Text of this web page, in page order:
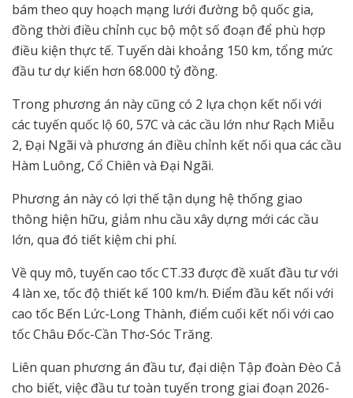
bám theo quy hoạch mạng lưới đường bộ quốc gia,
đồng thời điều chỉnh cục bộ một số đoạn để phù hợp
điều kiện thực tế. Tuyến dài khoảng 150 km, tổng mức
đầu tư dự kiến hơn 68.000 tỷ đồng.
Trong phương án này cũng có 2 lựa chọn kết nối với
các tuyến quốc lộ 60, 57C và các cầu lớn như Rạch Miễu
2, Đại Ngãi và phương án điều chỉnh kết nối qua các cầu
Hàm Luông, Cổ Chiên và Đại Ngãi.
Phương án này có lợi thế tận dụng hệ thống giao
thông hiện hữu, giảm nhu cầu xây dựng mới các cầu
lớn, qua đó tiết kiệm chi phí.
Về quy mô, tuyến cao tốc CT.33 được đề xuất đầu tư với
4 làn xe, tốc độ thiết kế 100 km/h. Điểm đầu kết nối với
cao tốc Bến Lức-Long Thành, điểm cuối kết nối với cao
tốc Châu Đốc-Cần Thơ-Sóc Trăng.
Liên quan phương án đầu tư, đại diện Tập đoàn Đèo Cả
cho biết, việc đầu tư toàn tuyến trong giai đoạn 2026-